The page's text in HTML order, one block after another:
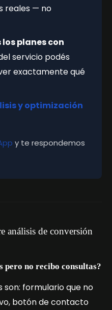
reales — no
planes con
servicio podés
exactamente qué
y optimización
y te respondemos
análisis de conversión
pero no recibo consultas?
son: formulario que no
botón de contacto